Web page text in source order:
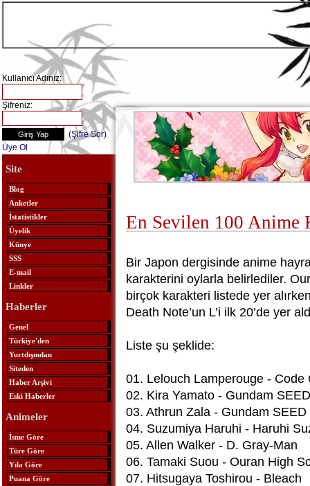
Kullanıcı Adınız:
Şifreniz:
(Şifre Sor)
Üye Ol
Site
Blog
Anketler
İstatistikler
Üyelik
Künye
SSS
E-mail
Linkler
Haberler
Genel
Türkiye'den
Yurtdışından
Siteden
Haber Arşivi
Eski Haberler
Animeler
İsme Göre
Türe Göre
Yıla Göre
Puana Göre
En Sevilen 100 Anime
Bir Japon dergisinde anime
karakterini oylarla belirlediler.
birçok karakteri listede yer
Death Note’un L’i ilk 20’de yer
Liste şu şeklide:
01. Lelouch Lamperouge - Code
02. Kira Yamato - Gundam SEED
03. Athrun Zala - Gundam SEED
04. Suzumiya Haruhi - Haruhi
05. Allen Walker - D. Gray-Man
06. Tamaki Suou - Ouran High
07. Hitsugaya Toshirou - Bleach